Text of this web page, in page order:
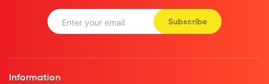
Subscribe
Information